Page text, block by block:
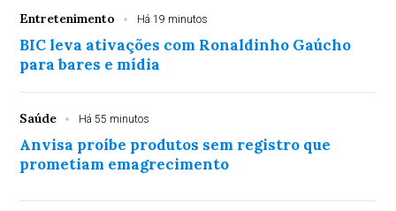
Entretenimento Há 19 minutos
BIC leva ativações com Ronaldinho Gaúcho
para bares e mídia
Saúde Há 55 minutos
Anvisa proíbe produtos sem registro que
prometiam emagrecimento